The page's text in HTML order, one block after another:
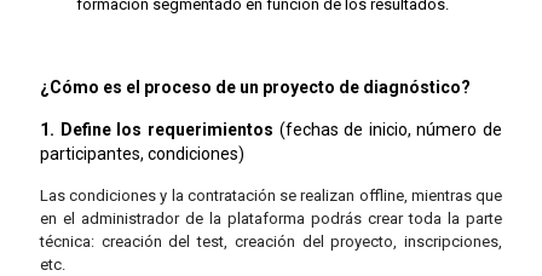
formación segmentado en función de los resultados.
¿Cómo es el proceso de un proyecto de diagnóstico?
1. Define los requerimientos (fechas de inicio, número de
participantes, condiciones)
Las condiciones y la contratación se realizan offline, mientras que
en el administrador de la plataforma podrás crear toda la parte
técnica: creación del test, creación del proyecto, inscripciones,
etc.